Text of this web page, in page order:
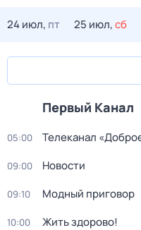
24 июл, пт 25 июл,сб
Первый Канал
05:00 Телеканал
09:00 Новости
09:10 Модный приговор
10:00 Жить здорово!